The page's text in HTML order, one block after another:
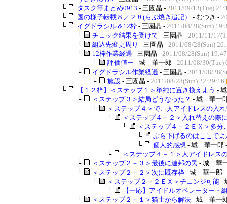
└
タスク等まとめ0913 - 三園晶 - 2011/09/13(Tue)
└
国の様子転載８／２８(らぶ焼き追記） - むつき -
└
イグドラシル＆12枠 - 三園晶 - 2011/08/28(Sun)
└
チェック結果を受けて - 三園晶 - 2011/11/
└
組込先変更周り - 三園晶 - 2011/08/28(Sun)
└
12枠作業経過 - 三園晶 - 2011/08/28(Sun)
└
評価値ー - 城 華一郎 - 2011/08/30(Tue)
└
イグドラシル作業経過 - 三園晶 - 2011/08/
└
施設 - 三園晶 - 2011/08/28(Sun) 22:29:16
└
【１２枠】＜ステップ１＞単純に置き換えよう -
└
＜ステップ３＞結局どうなった？ - 城 華一
└
＜ステップ４＞で、人アイドレスの入
└
＜ステップ４－２＞入れ替えの際
└
＜ステップ４－２ＥＸ＞多分
└
ぶら下げるのはここで
└
個人的感想 - 城 華一郎
└
＜ステップ４－１＞人アイドレス
└
＜ステップ２－３＞最後に連邦の民 - 城 華
└
＜ステップ２－２＞次に既存枠 - 城 華一郎 -
└
＜ステップ２－２ＥＸ＞チェンジ可能 -
└
【一応】アイドルオペレーター・
└
＜ステップ２－１＞猫士から解決 - 城 華一